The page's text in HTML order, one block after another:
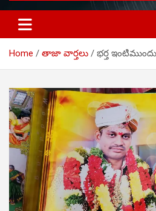
SIRA NEWS
Telugu Online News Daily
Home తాజా వార్తలు భర్త